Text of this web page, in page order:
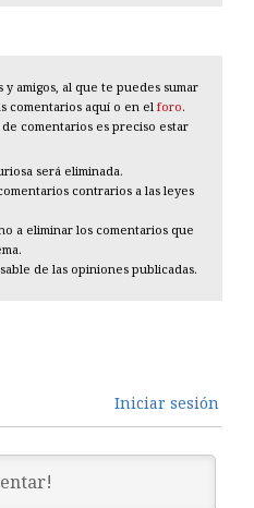
amigos, al que te puedes sumar
comentarios aquí o en el foro.
comentarios es preciso estar
será eliminada.
contrarios a las leyes
a eliminar los comentarios que
de las opiniones publicadas.
Iniciar sesión